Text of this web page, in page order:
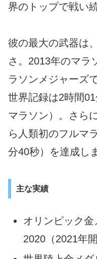
界のトップで戦い
彼の最大の武器は
さ。2013年のマラ
ラソンメジャーズ
世界記録は2時間
マラソン）。さら
ら人類初のフルマ
分40秒）を達成し
主な実績
オリンピック金
2020（2021年開